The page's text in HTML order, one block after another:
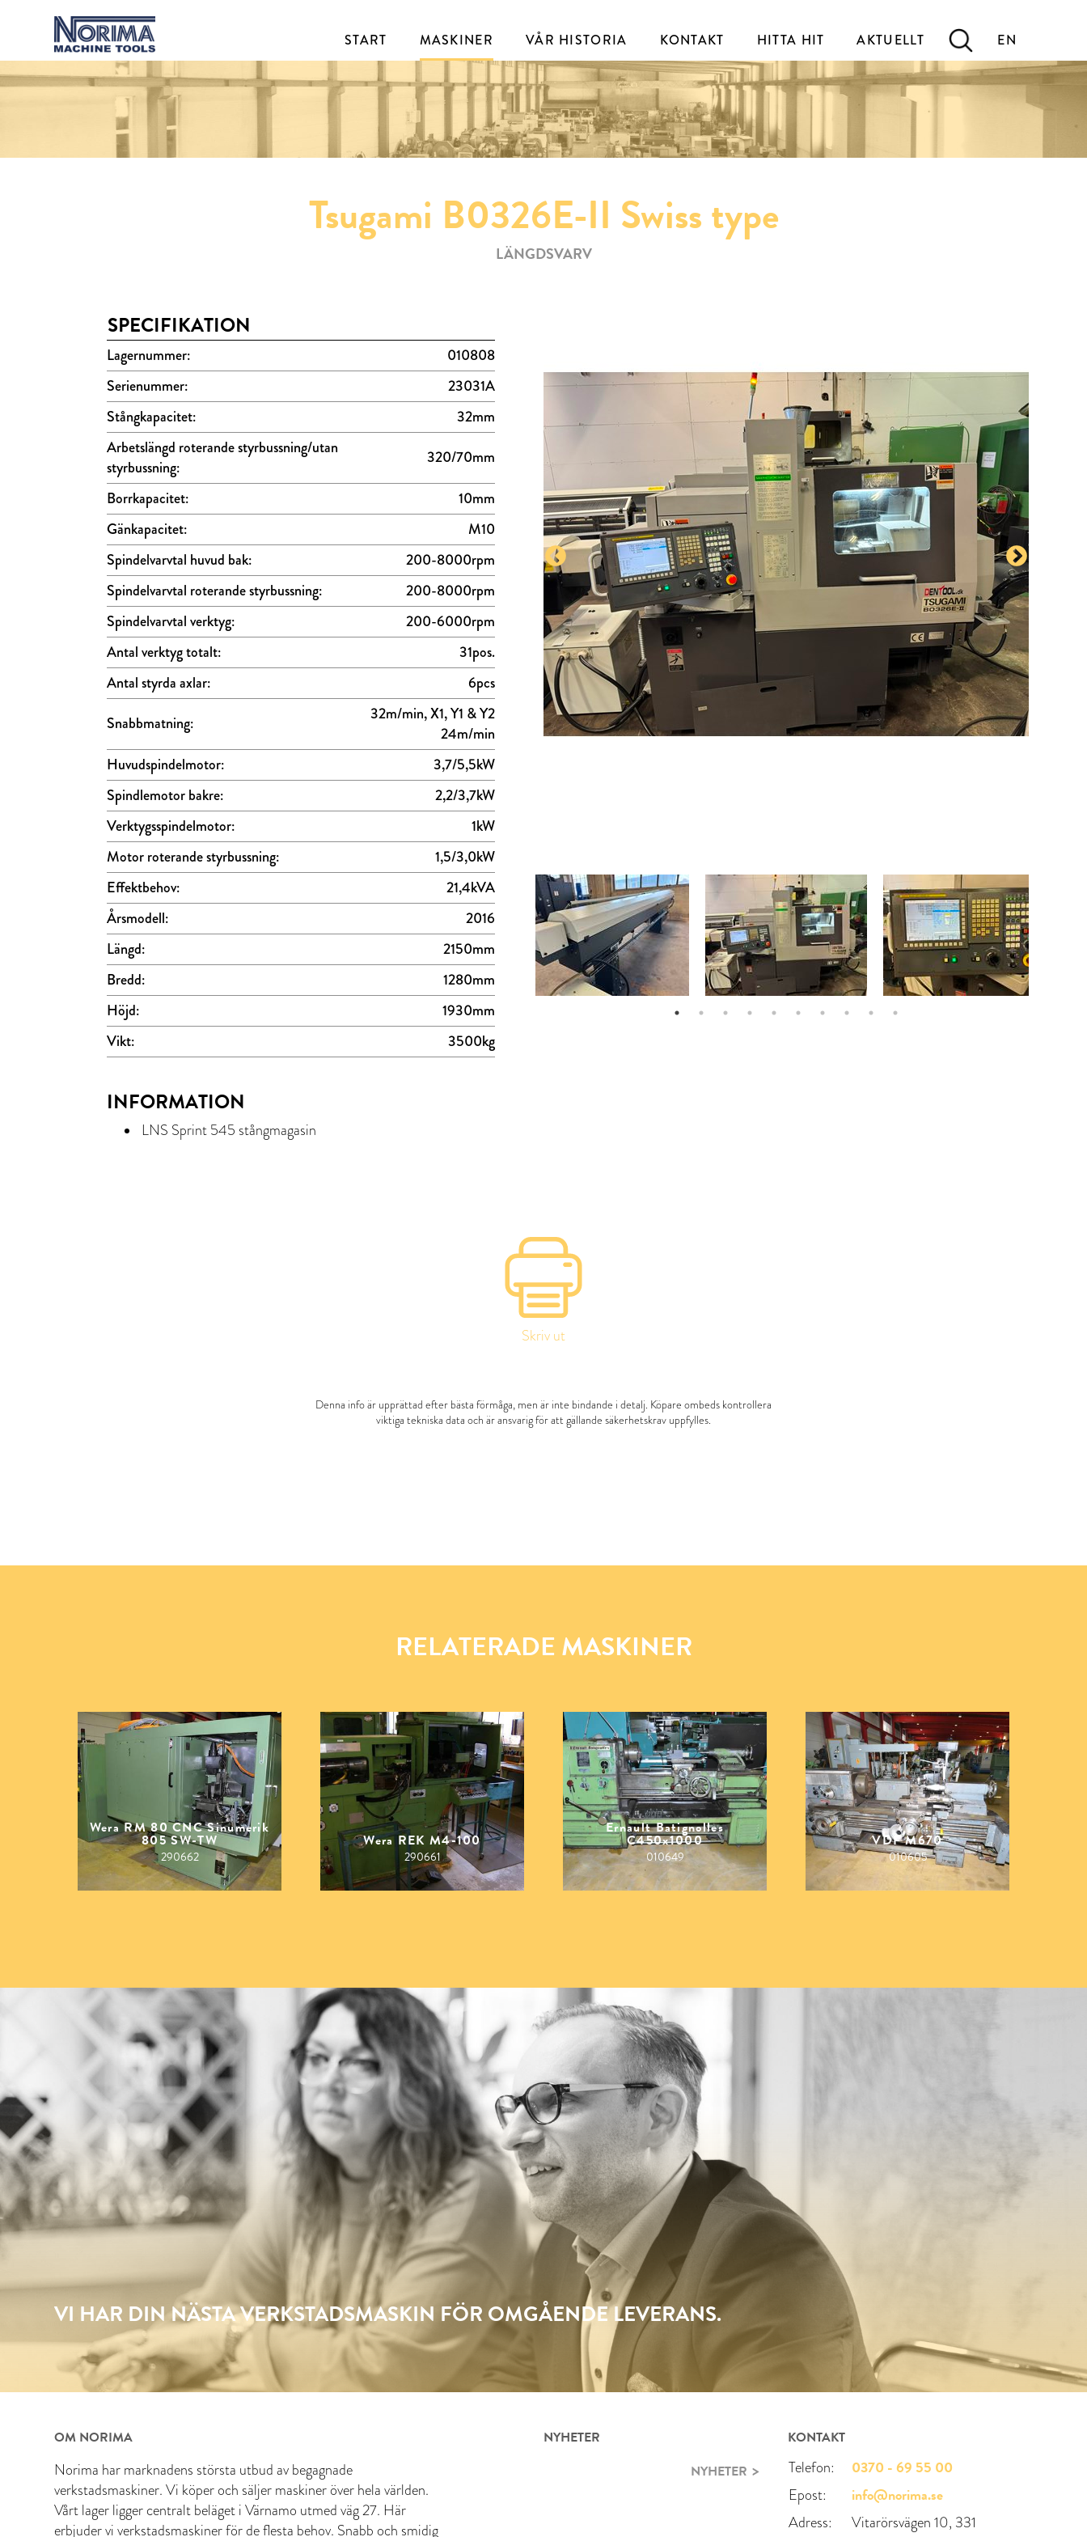
EN
START MASKINER VÅR HISTORIA KONTAKT HITTA HIT AKTUELLT
Tsugami B0326E-II Swiss type
LÄNGDSVARV
SPECIFIKATION
Lagernummer:
010808
Serienummer:
23031A
Stångkapacitet:
32mm
Arbetslängd roterande styrbussning/utan
styrbussning:
320/70mm
Borrkapacitet:
10mm
Gänkapacitet:
M10
Spindelvarvtal huvud bak:
200-8000rpm
Spindelvarvtal roterande styrbussning:
200-8000rpm
Spindelvarvtal verktyg:
200-6000rpm
Antal verktyg totalt:
31pos.
Antal styrda axlar:
6pcs
Snabbmatning:
32m/min, X1, Y1 & Y2
24m/min
Huvudspindelmotor:
3,7/5,5kW
Spindlemotor bakre:
2,2/3,7kW
Verktygsspindelmotor:
1kW
Motor roterande styrbussning:
1,5/3,0kW
Effektbehov:
21,4kVA
Årsmodell:
2016
Längd:
2150mm
Bredd:
1280mm
Höjd:
1930mm
Vikt:
3500kg
INFORMATION
LNS Sprint 545 stångmagasin
Skriv ut
Denna info är upprättad efter bästa förmåga, men är inte bindande i detalj. Köpare ombeds kontrollera
viktiga tekniska data och är ansvarig för att gällande säkerhetskrav uppfylles.
RELATERADE MASKINER
Wera RM 80 CNC Sinumerik
805 SW-TW
290662
Wera REK M4-100
290661
Ernault Batignolles
C450x1000
010649
VDF M670
010605
VI HAR DIN NÄSTA VERKSTADSMASKIN FÖR OMGÅENDE LEVERANS.
OM NORIMA
Norima har marknadens största utbud av begagnade
verkstadsmaskiner. Vi köper och säljer maskiner över hela världen.
Vårt lager ligger centralt beläget i Värnamo utmed väg 27. Här
erbjuder vi verkstadsmaskiner för de flesta behov. Snabb och smidig
NYHETER
NYHETER
KONTAKT
Telefon: 0370 - 69 55 00
Epost: info@norima.se
Adress: Vitarörsvägen 10, 331